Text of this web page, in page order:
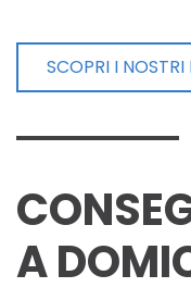
SCOPRI I
A